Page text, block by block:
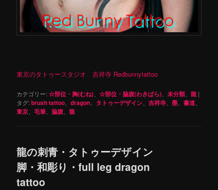
東京のタトゥースタジオ 吉祥寺 Redbunnytattoo
カテゴリー:☆部位・胸(むね) 、☆部位・脇腹(わきばら) 、未分類 、龍 |
タグ:brush tattoo 、dragon タトゥーデザイン 、吉祥寺 、墨 、書道
東京 、毛筆 脇腹 、龍
龍の刺青・タトゥーデザイン
脚・和彫り・full leg dragon
tattoo